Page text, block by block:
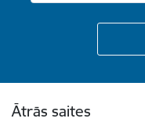
Ātrās saites